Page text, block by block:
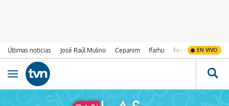
Últimas noticias José Raúl Mulino Cepanim Ifarhu Fenómeno de El
EN VIVO
Ir al contenido
Obrir navegació